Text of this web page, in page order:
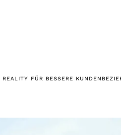
FÜR BESSERE